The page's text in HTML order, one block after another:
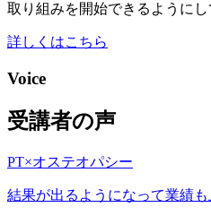
取り組みを開始できるようにし
詳しくはこちら
Voice
受講者の声
PT×オステオパシー
結果が出るようになって業績